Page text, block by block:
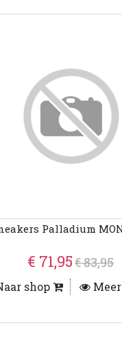
Palladium
€ 71,95€ 83,95
shop